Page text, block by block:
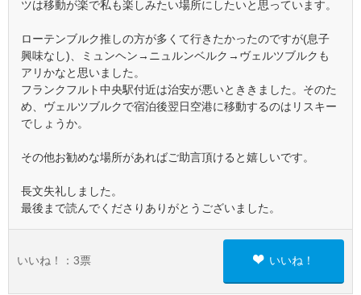
ツは移動が楽で私も楽しみたい場所にしたいと思っています。
ローテンブルク推しの方が多くて行きたかったのですが(息子
興味なし)、ミュンヘン→ニュルンベルク→ヴェルツブルクも
アリかなと思いました。
フランクフルト中央駅付近は治安が悪いとききました。そのた
め、ヴェルツブルクで宿泊後翌日空港に移動するのはリスキー
でしょうか。
その他お勧めな場所があればご助言頂けると嬉しいです。
長文失礼しました。
最後まで読んでくださりありがとうございました。
いいね！： 3票 いいね！